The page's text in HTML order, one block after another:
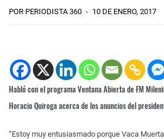
POR PERIODISTA 360 10 DE ENERO, 2017
Habló con el programa Ventana Abierta de FM
Horacio Quiroga acerca de los anuncios del
“Estoy muy entusiasmado porque Vaca